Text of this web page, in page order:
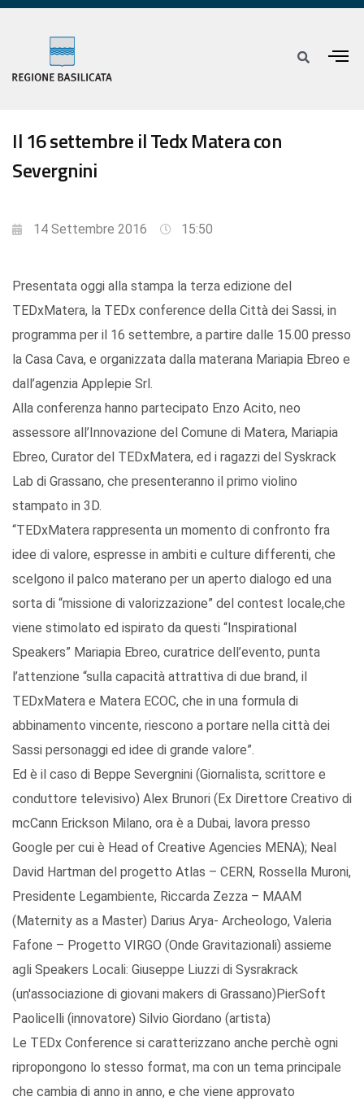
Il 16 settembre il Tedx Matera con
Severgnini
14 Settembre 2016 15:50
Presentata oggi alla stampa la terza edizione del
TEDxMatera, la TEDx conference della Città dei Sassi, in
programma per il 16 settembre, a partire dalle 15.00 presso
la Casa Cava, e organizzata dalla materana Mariapia Ebreo e
dall’agenzia Applepie Srl.
Alla conferenza hanno partecipato Enzo Acito, neo
assessore all’Innovazione del Comune di Matera, Mariapia
Ebreo, Curator del TEDxMatera, ed i ragazzi del Syskrack
Lab di Grassano, che presenteranno il primo violino
stampato in 3D.
“TEDxMatera rappresenta un momento di confronto fra
idee di valore, espresse in ambiti e culture differenti, che
scelgono il palco materano per un aperto dialogo ed una
sorta di “missione di valorizzazione” del contest locale,che
viene stimolato ed ispirato da questi “Inspirational
Speakers” Mariapia Ebreo, curatrice dell’evento, punta
l’attenzione “sulla capacità attrattiva di due brand, il
TEDxMatera e Matera ECOC, che in una formula di
abbinamento vincente, riescono a portare nella città dei
Sassi personaggi ed idee di grande valore”.
Ed è il caso di Beppe Severgnini (Giornalista, scrittore e
conduttore televisivo) Alex Brunori (Ex Direttore Creativo di
mcCann Erickson Milano, ora è a Dubai, lavora presso
Google per cui è Head of Creative Agencies MENA); Neal
David Hartman del progetto Atlas – CERN, Rossella Muroni,
Presidente Legambiente, Riccarda Zezza – MAAM
(Maternity as a Master) Darius Arya- Archeologo, Valeria
Fafone – Progetto VIRGO (Onde Gravitazionali) assieme
agli Speakers Locali: Giuseppe Liuzzi di Sysrakrack
(un'associazione di giovani makers di Grassano)PierSoft
Paolicelli (innovatore) Silvio Giordano (artista)
Le TEDx Conference si caratterizzano anche perchè ogni
ripropongono lo stesso format, ma con un tema principale
che cambia di anno in anno, e che viene approvato